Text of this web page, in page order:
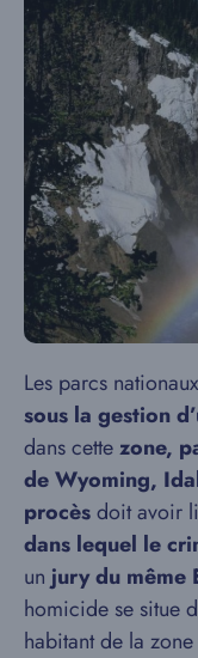
Les parcs
sous la gestion
dans cettezone,
de Wyoming,
procèsdoit avoir
dans lequel le
un jury du même
homicide se situe
habitant de la